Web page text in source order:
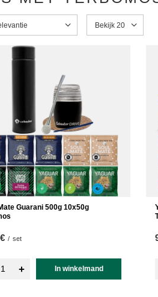
wijzigen Het aantal
Bekijk 20
Guarani 500g 10x50g
/ set
+ In winkelmand